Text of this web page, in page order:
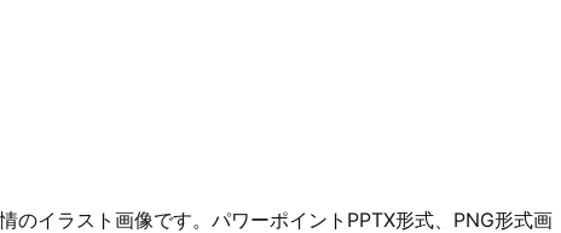
のイラスト画像です。パワーポイントPPTX形式、PNG形式画